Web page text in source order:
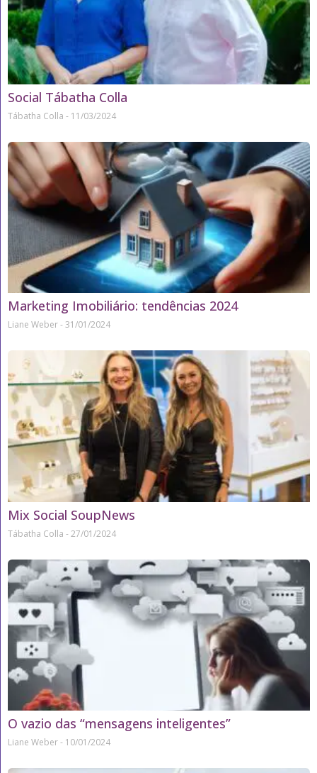
Social Tábatha Colla
Tábatha Colla 11/03/2024
Marketing Imobiliário: tendências 2024
Liane Weber 31/01/2024
Mix Social SoupNews
Tábatha Colla 27/01/2024
O vazio das “mensagens inteligentes”
Liane Weber 10/01/2024